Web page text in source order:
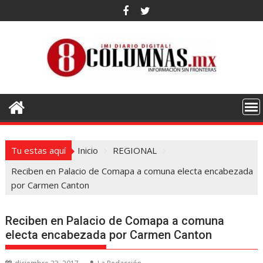
al
Tu estas aquí Inicio
REGIONAL
Reciben en Palacio de Comapa a comuna electa encabezada
por Carmen Canton
Reciben en Palacio de Comapa a comuna
electa encabezada por Carmen Canton